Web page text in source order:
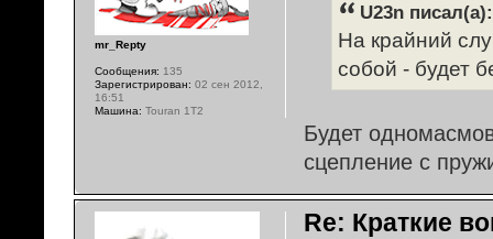
U23n писал(а):
На крайний
собой - будет
Будет
сцепление с
mr_Repty
Сообщения: 135
Зарегистрирован: 02 сен 2012,
16:51
Машина: Touran 1T2
Re: Краткие